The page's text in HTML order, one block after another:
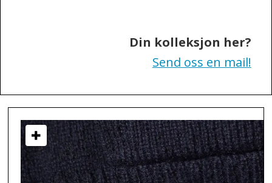
Din kolleksjon her?
Send oss en mail!